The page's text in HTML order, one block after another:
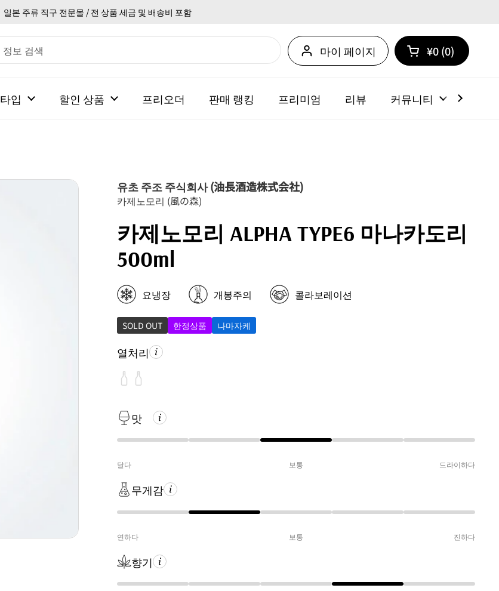
일본 주류 직구 전문몰 / 전 상품 세금 및 배송비 포함
마이 페이지 카트 열기
쇼핑 카트 총계:
¥0 0
카트 내에 제품
타입 할인 상품 프리오더 판매 랭킹 프리미엄 리뷰 커뮤니티
유초 주조 주식회사 (油長酒造株式会社)
카제노모리 (風の森)
카제노모리 ALPHA TYPE6 마나카도리
500ml
요냉장 개봉주의 콜라보레이션
SOLD OUT 한정상품 나마자케
열처리
맛
달다 보통 드라이하다
무게감
연하다 보통 진하다
향기